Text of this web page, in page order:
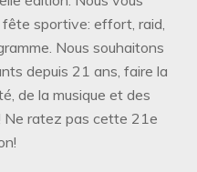
sportive: effort, raid,
Nous souhaitons
depuis 21 ans, faire la
de la musique et des
Ne ratez pas cette 21e